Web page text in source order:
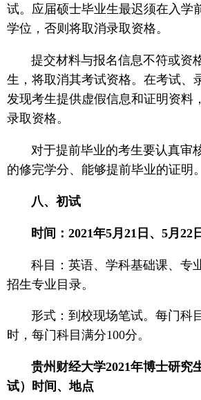
试。应届硕士毕业生最迟须在入学
学位，否则将取消录取资格。
提交材料与报名信息不符或资
生，将取消其考试资格。在考试、
发现考生提供虚假信息和证明资料
录取资格。
对于提前毕业的考生要认真审
的修完学分、能够提前毕业的证明
八、初试
时间：2021年5月21日、5月22
科目：英语、学科基础课、专
招生专业目录。
形式：到校现场笔试。每门科
时，每门科目满分100分。
贵州财经大学2021年博士研究
试）时间、地点